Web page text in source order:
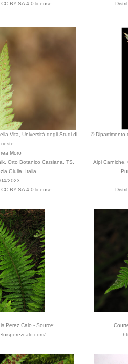
BY-SA 4.0 license.
Vita, Università degli Studi di
Moro
Orto Botanico Carsiana, TS,
Giulia, Italia
2023
BY-SA 4.0 license.
© Dipartimento
Alpi Carniche,
Perez Calo - Source: